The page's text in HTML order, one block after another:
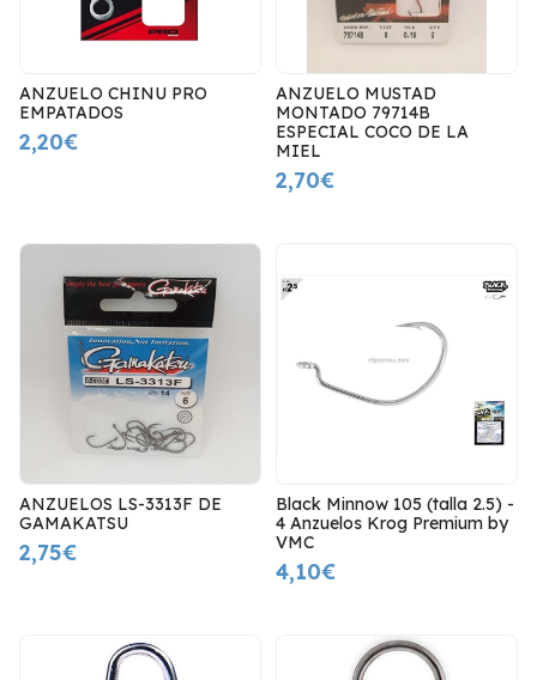
ANZUELO CHINU PRO
EMPATADOS
2,20€
ANZUELO MUSTAD
MONTADO 79714B
ESPECIAL COCO DE LA
MIEL
2,70€
ANZUELOS LS-3313F DE
GAMAKATSU
2,75€
Black Minnow 105 (talla 2.5) -
4 Anzuelos Krog Premium by
VMC
4,10€